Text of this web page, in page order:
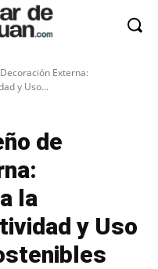
Externa:
y Uso...
de
la
y Uso